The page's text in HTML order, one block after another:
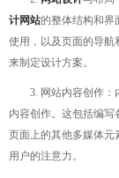
计网站的整体结构和界
使用，以及页面的导航
来制定设计方案。
3. 网站内容创作：
内容创作。这包括编
页面上的其他多媒体元
用户的注意力。